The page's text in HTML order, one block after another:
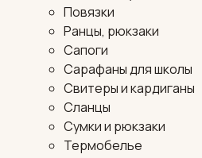
Повязки
Ранцы, рюкзаки
Сапоги
Сарафаны для школы
Свитеры и кардиганы
Сланцы
Сумки и рюкзаки
Термобелье